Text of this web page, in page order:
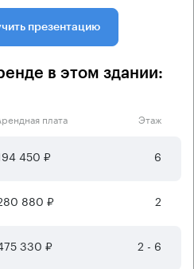
презентацию
в этом здании:
плата Этаж
450 ₽ 6
880 ₽ 2
330 ₽ 2 - 6